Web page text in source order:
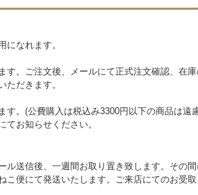
になれます。
す。ご注文後、メールにて正式注文確認、在
ただきます。
す。(公費購入は税込み3300円以下の商品は
てお知らせください。
ル送信後、一週間お取り置き致します。その
こ便にて発送いたします。ご来店にてのお受